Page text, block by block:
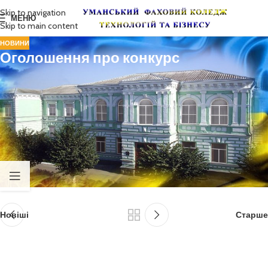
Skip to navigation
Skip to main content
МЕНЮ
НОВИНИ
Оголошення про конкурс
23 травня о 8.30 на території навчально-виробничої майстерні
відбудеться «Конкурс професійності і майстерності» серед студентів
IІ–IIІ курсів відділення технічних спеціальностей.
Запрошуються всі бажаючі !
Новіші Старше